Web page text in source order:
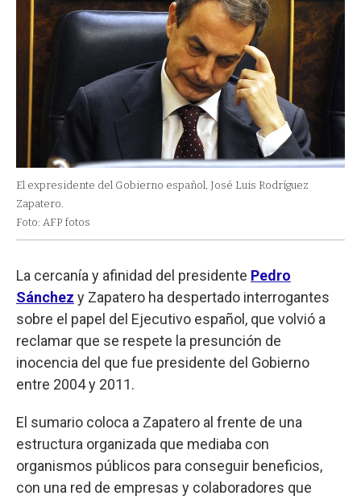
El expresidente del Gobierno español, José Luis Rodríguez
Zapatero.
Foto: AFP fotos
La cercanía y afinidad del presidente Pedro
Sánchez y Zapatero ha despertado interrogantes
sobre el papel del Ejecutivo español, que volvió a
reclamar que se respete la presunción de
inocencia del que fue presidente del Gobierno
entre 2004 y 2011.
El sumario coloca a Zapatero al frente de una
estructura organizada que mediaba con
organismos públicos para conseguir beneficios,
con una red de empresas y colaboradores que